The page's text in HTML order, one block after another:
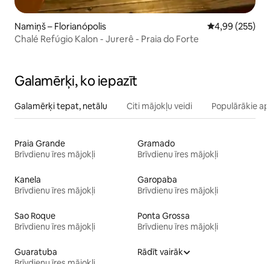
Namiņš – Florianópolis Vidējais
4,99 (255)
Chalé Refúgio Kalon - Jurerê - Praia do Forte
Galamērķi, ko iepazīt
Galamērķi tepat, netālu Citi mājokļu veidi Populārākie
Praia Grande
Brīvdienu īres mājokļi
Gramado
Brīvdienu īres mājokļi
Kanela
Brīvdienu īres mājokļi
Garopaba
Brīvdienu īres mājokļi
Sao Roque
Brīvdienu īres mājokļi
Ponta Grossa
Brīvdienu īres mājokļi
Guaratuba
Rādīt vairāk